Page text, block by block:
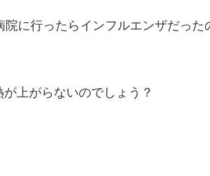
に行ったらインフルエンザだった
上がらないのでしょう？